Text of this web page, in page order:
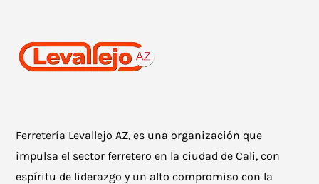
Ferretería Levallejo AZ, es una organización que
impulsa el sector ferretero en la ciudad de Cali, con
espíritu de liderazgo y un alto compromiso con la